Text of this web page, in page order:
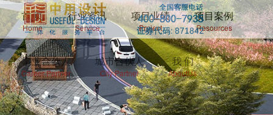
首 页
Home
行业资讯
Service
项目业绩
Project
项目案例
Resources
事业合伙人
Career Partner
城市合伙人
City Partner
我 们
AboutUs